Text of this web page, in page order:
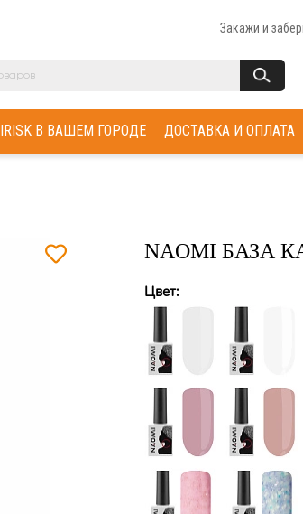
Закажи и
ДОСТАВКА И ОПЛАТА
IRISK В ВАШЕМ ГОРОДЕ
NAOMI БАЗА
Цвет: